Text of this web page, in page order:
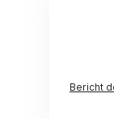
Bericht